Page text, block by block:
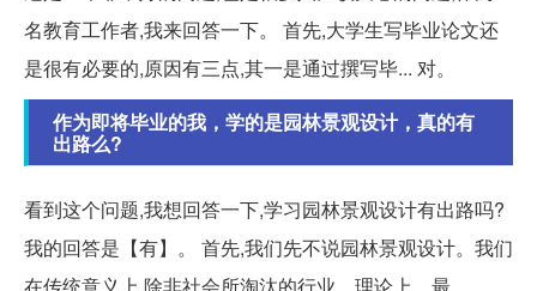
名教育工作者,我来回答一下。 首先,大学生写毕业论文还
是很有必要的,原因有三点,其一是通过撰写毕... 对。
作为即将毕业的我，学的是园林景观设计，真的有
出路么?
看到这个问题,我想回答一下,学习园林景观设计有出路吗?
我的回答是【有】。 首先,我们先不说园林景观设计。我们
在传统意义上,除非社会所淘汰的行业。理论上... 最。